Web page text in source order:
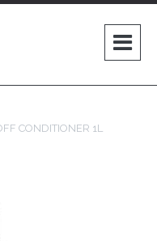
CONDITIONER 1L